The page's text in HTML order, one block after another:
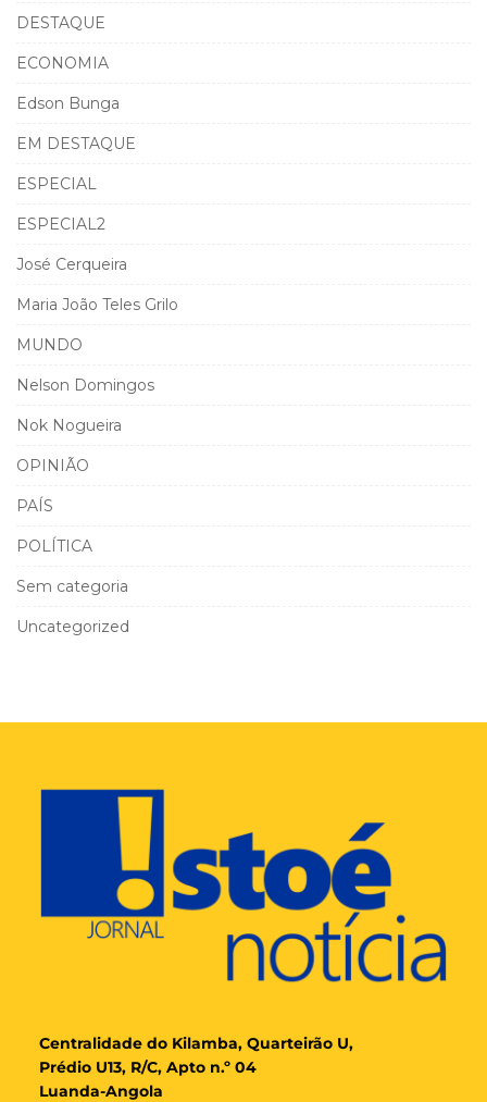
DESTAQUE
ECONOMIA
Edson Bunga
EM DESTAQUE
ESPECIAL
ESPECIAL2
José Cerqueira
Maria João Teles Grilo
MUNDO
Nelson Domingos
Nok Nogueira
OPINIÃO
PAÍS
POLÍTICA
Sem categoria
Uncategorized
Centralidade do Kilamba, Quarteirão U,
Prédio U13, R/C, Apto n.º 04
Luanda-Angola